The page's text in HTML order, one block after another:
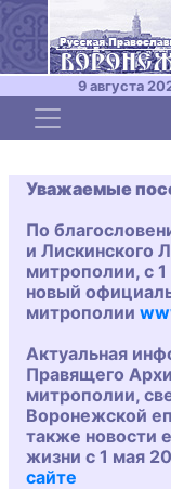
9 августа
Toggle
Уважаемые
По
и Лискинского
митрополии, с
новый
митрополии
Актуальная
Правящего
митрополии,
Воронежской
также новости
жизни с 1 мая
сайте